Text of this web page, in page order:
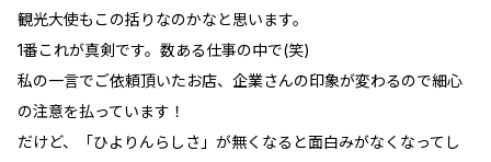
観光大使もこの括りなのかなと思います。
1番これが真剣です。数ある仕事の中で(笑)
私の一言でご依頼頂いたお店、企業さんの印象が変わるので細心
の注意を払っています！
だけど、「ひよりんらしさ」が無くなると面白みがなくなってし